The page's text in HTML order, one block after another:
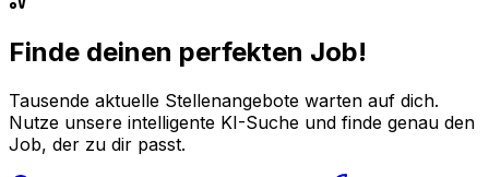
Finde deinen perfekten Job!
Tausende aktuelle Stellenangebote warten auf dich.
Nutze unsere intelligente KI-Suche und finde genau den
Job, der zu dir passt.